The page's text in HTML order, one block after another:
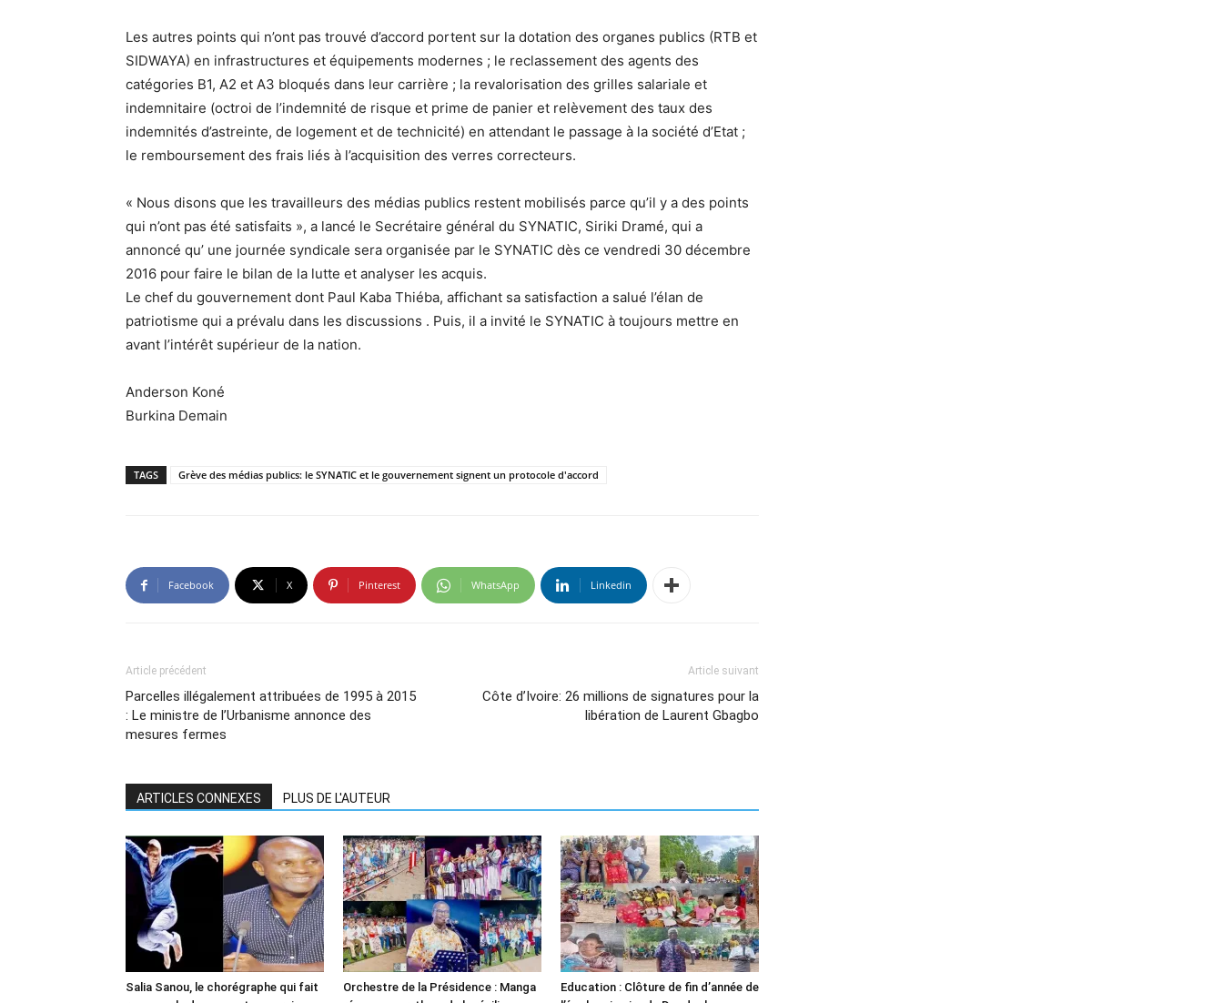
Les autres points qui n’ont pas trouvé d’accord portent sur la dotation des organes publics (RTB et
SIDWAYA) en infrastructures et équipements modernes ; le reclassement des agents des
catégories B1, A2 et A3 bloqués dans leur carrière ; la revalorisation des grilles salariale et
indemnitaire (octroi de l’indemnité de risque et prime de panier et relèvement des taux des
indemnités d’astreinte, de logement et de technicité) en attendant le passage à la société d’Etat ;
le remboursement des frais liés à l’acquisition des verres correcteurs.
« Nous disons que les travailleurs des médias publics restent mobilisés parce qu’il y a des points
qui n’ont pas été satisfaits », a lancé le Secrétaire général du SYNATIC, Siriki Dramé, qui a
annoncé qu’ une journée syndicale sera organisée par le SYNATIC dès ce vendredi 30 décembre
2016 pour faire le bilan de la lutte et analyser les acquis.
Le chef du gouvernement dont Paul Kaba Thiéba, affichant sa satisfaction a salué l’élan de
patriotisme qui a prévalu dans les discussions . Puis, il a invité le SYNATIC à toujours mettre en
avant l’intérêt supérieur de la nation.
Anderson Koné
Burkina Demain
TAGS Grève des médias publics: le SYNATIC et le gouvernement signent un protocole d'accord
Facebook X Pinterest WhatsApp Linkedin
Article précédent
Parcelles illégalement attribuées de 1995 à 2015
: Le ministre de l’Urbanisme annonce des
mesures fermes
Article suivant
Côte d’Ivoire: 26 millions de signatures pour la
libération de Laurent Gbagbo
ARTICLES CONNEXES PLUS DE L'AUTEUR
Salia Sanou, le chorégraphe qui fait
Orchestre de la Présidence : Manga
Education : Clôture de fin d’année de